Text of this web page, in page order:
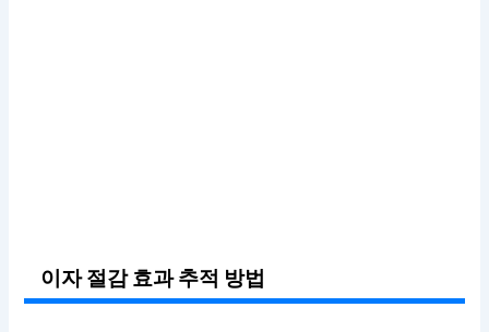
이자 절감 효과 추적 방법